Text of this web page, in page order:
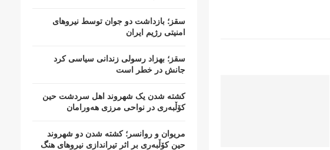
سقز؛ بازداشت دو جوان توسط نیروهای
امنیتی رژیم ایران
سقز؛ بهزاد رسولی زندانی سیاسی کرد
جانش در خطر است
کشتە شدن یک شهروند اهل سردشت حین
کۆڵبەری در نواحی مرزی هەورامان
مریوان و روانسر؛ کشته شدن دو شهروند
حین کۆڵبەری بر اثر تیراندازی نیروهای هنگ